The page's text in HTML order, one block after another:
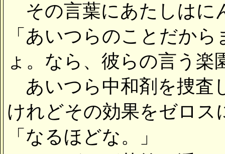
その言葉にあたしはに
「あいつらのことだか
ょ。なら、彼らの言う
あいつら中和剤を捜査
けれどその効果をゼロス
「なるほどな。」